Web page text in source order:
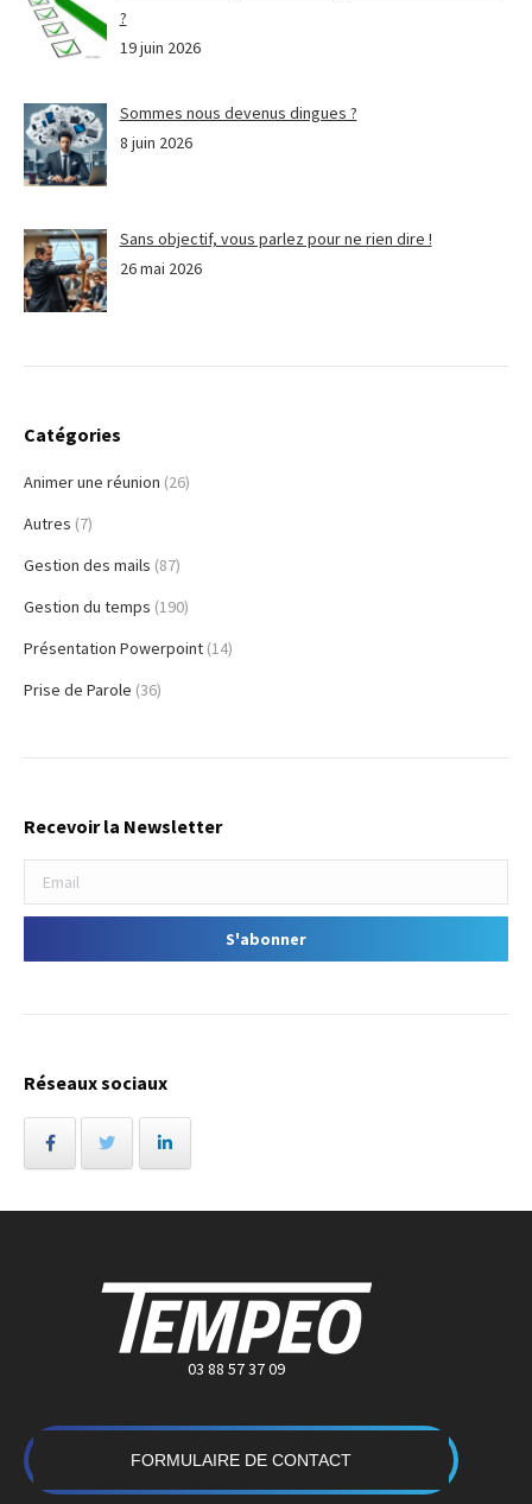
?
19 juin 2026
Sommes nous devenus dingues ?
8 juin 2026
Sans objectif, vous parlez pour ne rien dire !
26 mai 2026
Catégories
Animer une réunion (26)
Autres (7)
Gestion des mails (87)
Gestion du temps (190)
Présentation Powerpoint (14)
Prise de Parole (36)
Recevoir la Newsletter
Réseaux sociaux
03 88 57 37 09
FORMULAIRE DE CONTACT